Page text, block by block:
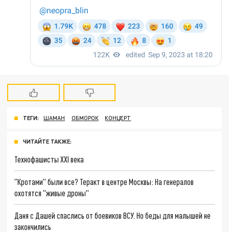
ТЕГИ: ШАМАН ОБМОРОК КОНЦЕРТ
ЧИТАЙТЕ ТАКЖЕ:
Технофашисты XXI века
"Кротами" были все? Теракт в центре Москвы: На генералов
охотятся "живые дроны"
Даня с Дашей спаслись от боевиков ВСУ. Но беды для малышей не
закончились